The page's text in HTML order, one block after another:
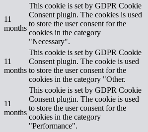
11
months
This cookie is set by GDPR Cookie
Consent plugin. The cookies is used
to store the user consent for the
cookies in the category
"Necessary".
11
months
This cookie is set by GDPR Cookie
Consent plugin. The cookie is used
to store the user consent for the
cookies in the category "Other.
11
months
This cookie is set by GDPR Cookie
Consent plugin. The cookie is used
to store the user consent for the
cookies in the category
"Performance".